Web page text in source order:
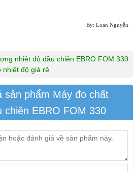
By: Loan Nguyễn
nhiệt độ dầu chiên EBRO FOM 330
nhiệt độ giá rẻ
sản phẩm Máy đo chất
chiên EBRO FOM 330